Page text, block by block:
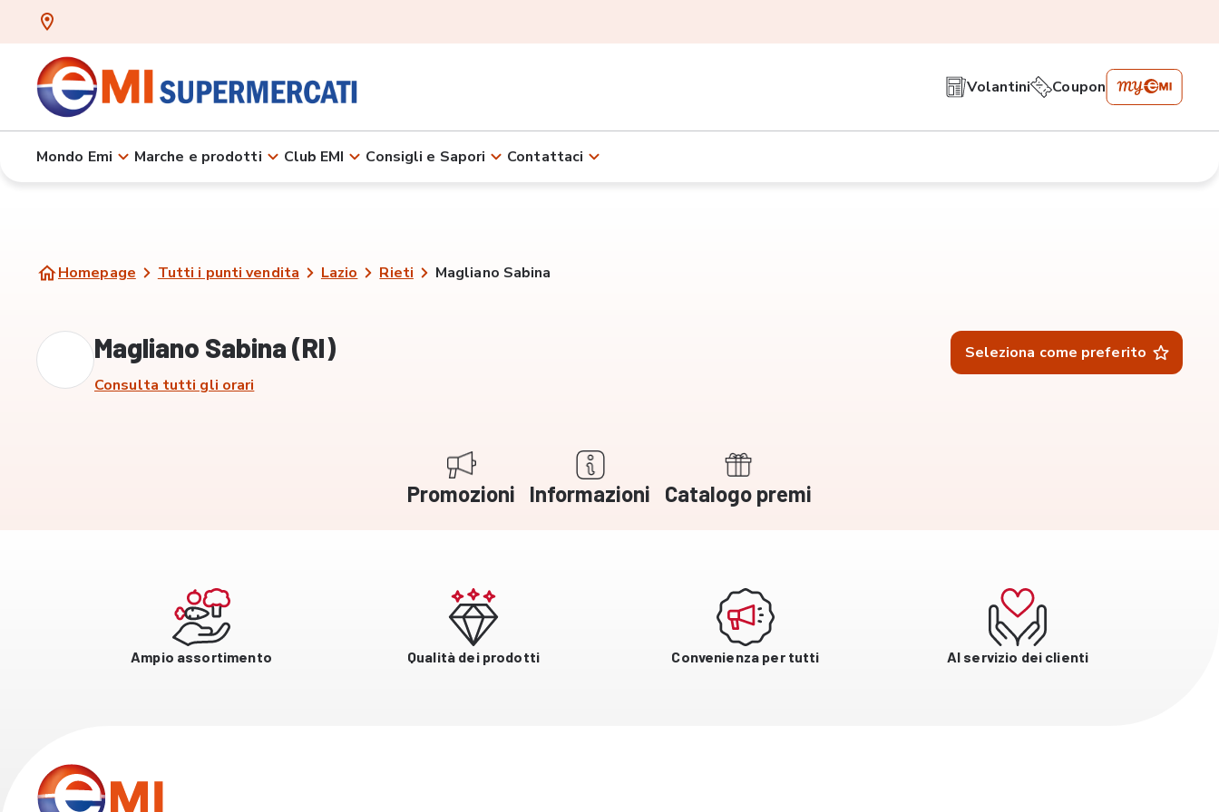
Volantini Coupon
Mondo Emi Marche e prodotti Club EMI Consigli e Sapori Contattaci
Homepage Tutti i punti vendita Lazio Rieti Magliano Sabina
Magliano Sabina (RI)
Consulta tutti gli orari
Seleziona come preferito
Promozioni Informazioni Catalogo premi
Ampio assortimento Qualità dei prodotti Convenienza per tutti Al servizio dei clienti